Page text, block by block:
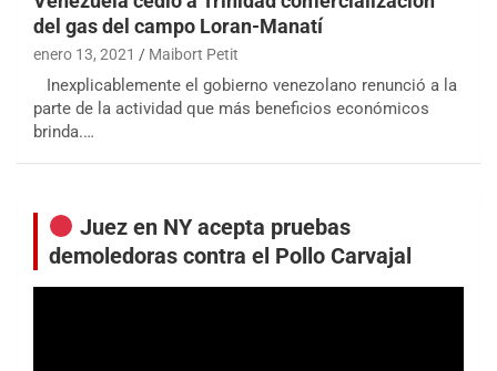
del gas del campo Loran-Manatí
enero 13, 2021 Maibort Petit
Inexplicablemente el gobierno venezolano renunció a la
parte de la actividad que más beneficios económicos
brinda.…
Juez en NY acepta pruebas
demoledoras contra el Pollo Carvajal